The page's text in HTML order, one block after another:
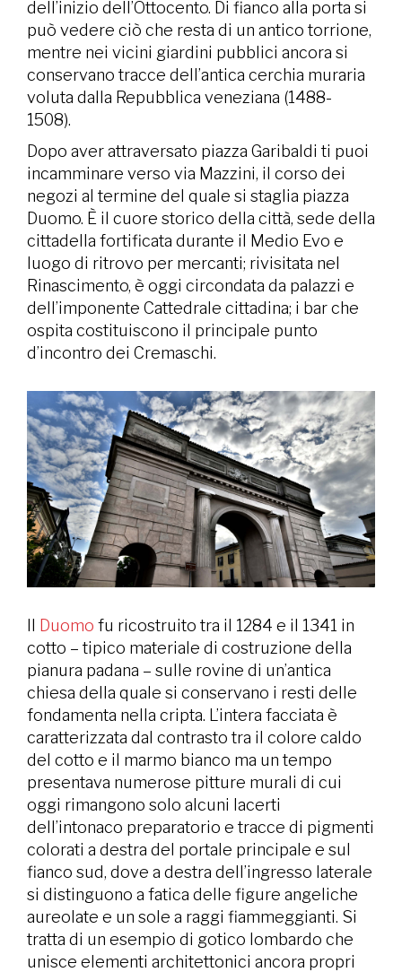
dell’inizio dell’Ottocento. Di fianco alla porta si
può vedere ciò che resta di un antico torrione,
mentre nei vicini giardini pubblici ancora si
conservano tracce dell’antica cerchia muraria
voluta dalla Repubblica veneziana (1488-
1508).
Dopo aver attraversato piazza Garibaldi ti puoi
incamminare verso via Mazzini, il corso dei
negozi al termine del quale si staglia piazza
Duomo. È il cuore storico della città, sede della
cittadella fortificata durante il Medio Evo e
luogo di ritrovo per mercanti; rivisitata nel
Rinascimento, è oggi circondata da palazzi e
dell’imponente Cattedrale cittadina; i bar che
ospita costituiscono il principale punto
d’incontro dei Cremaschi.
Il Duomo fu ricostruito tra il 1284 e il 1341 in
cotto – tipico materiale di costruzione della
pianura padana – sulle rovine di un’antica
chiesa della quale si conservano i resti delle
fondamenta nella cripta. L’intera facciata è
caratterizzata dal contrasto tra il colore caldo
del cotto e il marmo bianco ma un tempo
presentava numerose pitture murali di cui
oggi rimangono solo alcuni lacerti
dell’intonaco preparatorio e tracce di pigmenti
colorati a destra del portale principale e sul
fianco sud, dove a destra dell’ingresso laterale
si distinguono a fatica delle figure angeliche
aureolate e un sole a raggi fiammeggianti. Si
tratta di un esempio di gotico lombardo che
unisce elementi architettonici ancora propri